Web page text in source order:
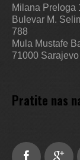
Milana Preloga
Bulevar M.
788
Mula Mustafe
71000 Sarajevo
Pratite nas